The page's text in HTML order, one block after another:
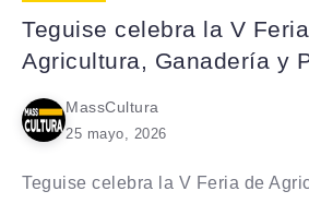
Teguise celebra la V
Agricultura, Ganadería y
MassCultura
25 mayo, 2026
Teguise celebra la V Feria de